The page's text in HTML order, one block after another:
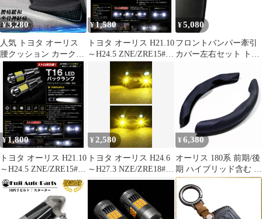
プ搭載 2個SET ポン付
け 新品 車検対応 Eタイ
プ
¥3,280
人気 トヨタ オーリス
腰クッション カークッ
ション シートクッショ
ン オフィスチェア 運転
席 低反発 背もたれ 腰
サポート yk805
¥1,580
トヨタ オーリス H21.10
～H24.5 ZNE/ZRE15#系
高品質 爆光 ストロボ
T16 LED バックランプ
純白 New 特注LEDチッ
プ 27発 プロジェクター
搭載 2個SET 自動切り
替え ポン付け 新品
¥5,080
フロントバンパー牽引
カバー左右セット トヨ
2018 ABS樹脂製パーツ
OEM品番 52128-02919
52127
¥1,800
トヨタ オーリス H21.10
～H24.5 ZNE/ZRE15#系
高品質 爆光 ストロボ
T16 LED バックランプ
純白 New 特注LEDチッ
プ 81発 プロジェクター
¥2,580
トヨタ オーリス H24.6
～H27.3 NZE/ZRE18#系
爆光 単色 H8/H11/H16
LED フォグランプ バル
ブ 球 2個SET 特注ハイ
パワーLEDチップ搭載
¥ 6,380
オーリス 180系 前期/後
期 ハイブリッド含む パ
ンチングレザー ハンド
ルカバー ステアリング
カバー ブラック 2分割
合皮 被せるだけ 滑りに